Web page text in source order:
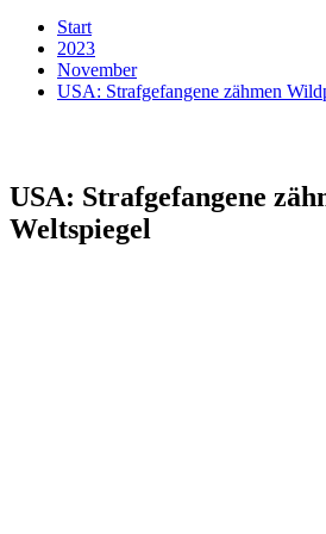
Start
2023
November
USA: Strafgefangene zähmen
USA: Strafgefangene
Weltspiegel